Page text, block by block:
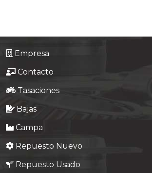
Empresa
Contacto
Tasaciones
Bajas
Campa
Repuesto Nuevo
Repuesto Usado